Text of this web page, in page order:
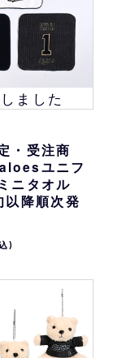
ました
・受注商
ユニフ
ニタオル
以降順次発
)